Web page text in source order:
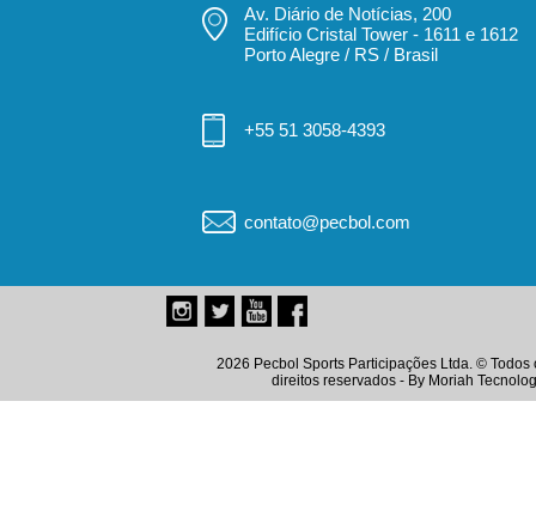
Av. Diário de Notícias, 200
Edifício Cristal Tower - 1611 e 1612
Porto Alegre / RS / Brasil
+55 51 3058-4393
contato@pecbol.com
2026 Pecbol Sports Participações Ltda. © Todos
direitos reservados - By Moriah